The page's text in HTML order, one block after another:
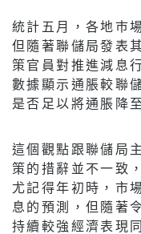
統計五月，各地巿
但隨著聯儲局發表
策官員對推進減息
數據顯示通脹較聯
是否足以將通脹降
這個觀點跟聯儲局
策的措辭並不一致
尤記得年初時，市
息的預測，但隨著
持續較強經濟表現